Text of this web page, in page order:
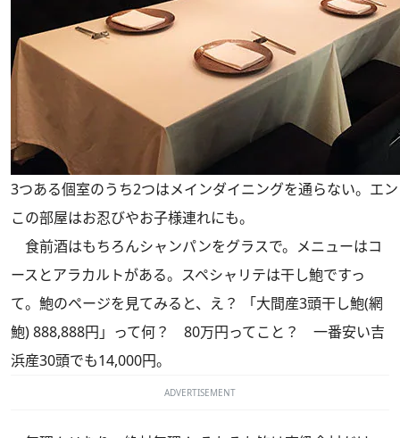
3つある個室のうち2つはメインダイニングを通らない。エ
この部屋はお忍びやお子様連れにも。
食前酒はもちろんシャンパンをグラスで。メニューはコ
ースとアラカルトがある。スペシャリテは干し鮑ですっ
て。鮑のページを見てみると、え？ 「大間産3頭干し鮑(網
鮑) 888,888円」って何？ 80万円ってこと？ 一番安い吉
浜産30頭でも14,000円。
ADVERTISEMENT